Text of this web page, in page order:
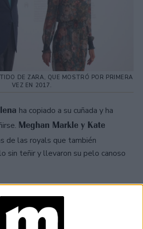
DE ZARA, QUE MOSTRÓ POR PRIMERA
VEZ EN 2017.
ha copiado a su cuñada y ha
Meghan Markle y Kate
de las royals que también
sin teñir y llevaron su pelo canoso
INTERESAR
EN FOTOS: FABIOLA
YÁÑEZ APOSTÓ POR